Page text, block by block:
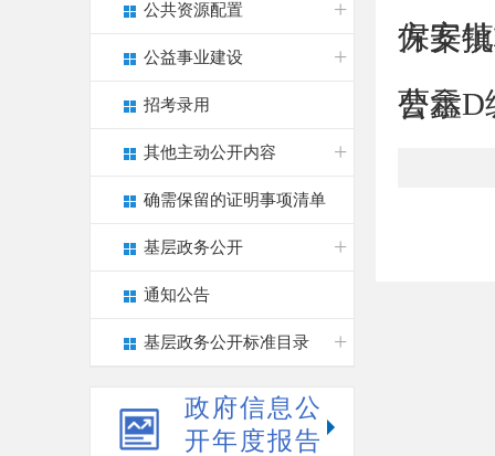
公共资源配置
公益事业建设
招考录用
其他主动公开内容
确需保留的证明事项清单
基层政务公开
通知公告
基层政务公开标准目录
政府信息公
开年度报告
方案
保安
公示
曹鑫D